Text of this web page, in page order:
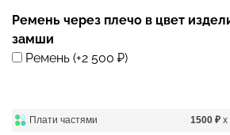
Плати частями 1500 ₽ x
Ремень через плечо в цвет
замши
Ремень (+2 500 ₽)